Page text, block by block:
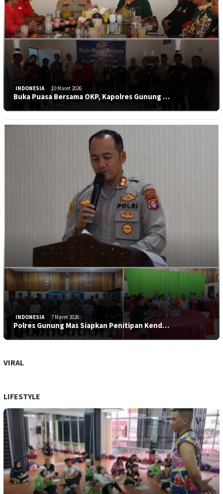
INDONESIA 10 Maret 2026
Buka Puasa Bersama OKP, Kapolres Gunung …
INDONESIA 7 Maret 2026
Polres Gunung Mas Siapkan Penitipan Kend…
VIRAL
LIFESTYLE